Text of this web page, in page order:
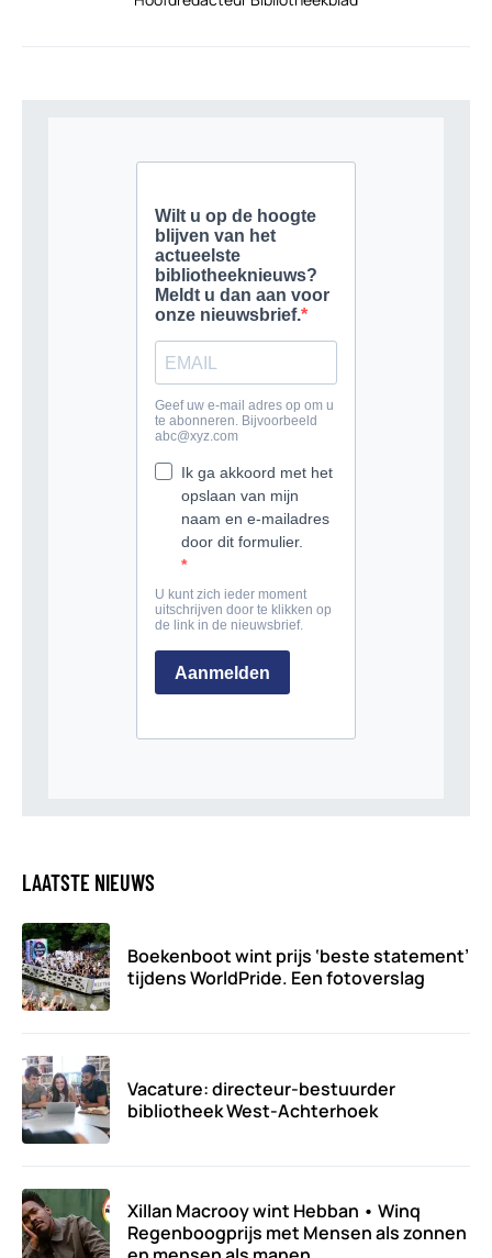
LAATSTE NIEUWS
Boekenboot wint prijs ‘beste statement’
tijdens WorldPride. Een fotoverslag
Vacature: directeur-bestuurder
bibliotheek West-Achterhoek
Xillan Macrooy wint Hebban • Winq
Regenboogprijs met Mensen als zonnen